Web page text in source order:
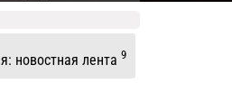
новостная лента 9